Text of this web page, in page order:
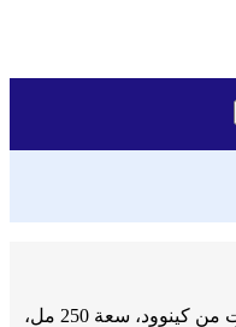
مكواة بخار بقوة 2000 وات من كينوود، سعة 250 مل،